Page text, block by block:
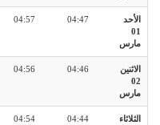
الأحد
01
مارس
04:47
04:57
الاثنين
02
مارس
04:46
04:56
الثلاثاء
04:44
04:54